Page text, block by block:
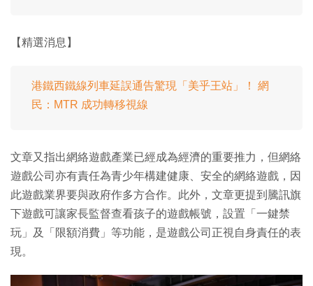
【精選消息】
港鐵西鐵線列車延誤通告驚現「美乎王站」！ 網
民：MTR 成功轉移視線
文章又指出網絡遊戲產業已經成為經濟的重要推力，但網絡
遊戲公司亦有責任為青少年構建健康、安全的網絡遊戲，因
此遊戲業界要與政府作多方合作。此外，文章更提到騰訊旗
下遊戲可讓家長監督查看孩子的遊戲帳號，設置「一鍵禁
玩」及「限額消費」等功能，是遊戲公司正視自身責任的表
現。